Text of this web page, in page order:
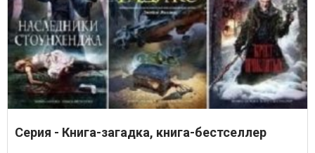
Серия - Книга-загадка, книга-бестселлер